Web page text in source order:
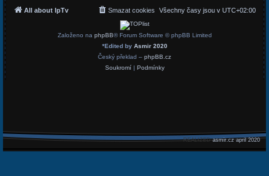
All about IpTv Všechny časy jsou v UTC+02:00
Smazat cookies
Založeno na phpBB® Forum Software © phpBB Limited
*Edited by Asmir 2020
Český překlad – phpBB.cz
Soukromí| Podmínky
REALIZEDasmir.cz april 2020